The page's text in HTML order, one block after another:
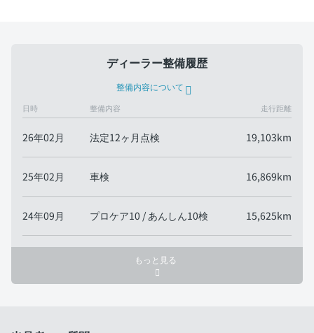
ディーラー整備履歴
整備内容について
日時 整備内容 走行距離
26年02月 法定12ヶ月点検 19,103km
25年02月 車検 16,869km
24年09月 プロケア10 / あんしん10検 15,625km
もっと見る